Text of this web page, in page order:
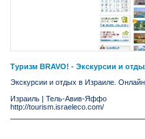
Туризм BRAVO! - Экскурсии и
Экскурсии и отдых в Израиле.
Израиль | Тель-Авив-Яффо
http://tourism.israeleco.com/